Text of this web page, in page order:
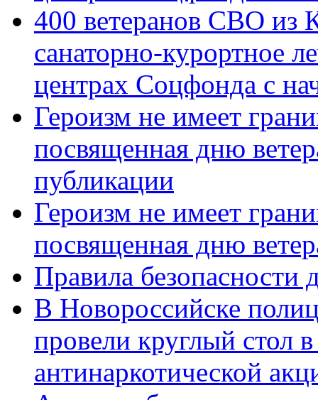
400 ветеранов СВО из
санаторно-курортное
центрах Соцфонда с
Героизм не имеет
посвященная дню
публикации
Героизм не имеет
посвященная дню
Правила безопасности
В Новороссийске
провели круглый стол
антинаркотической